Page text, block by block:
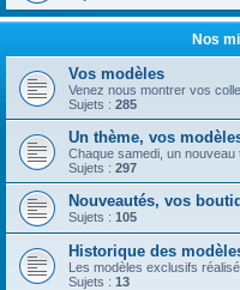
Nos
Vos modèles
Venez nous montrer vos
Sujets : 285
Un thème, vos
Chaque samedi, un nouveau
Sujets : 297
Nouveautés, vos
Sujets : 105
Historique des
Les modèles exclusifs
Sujets : 13